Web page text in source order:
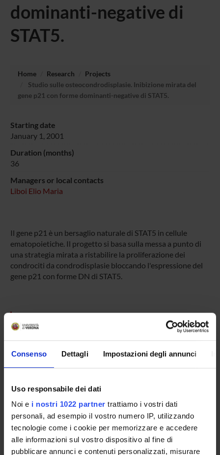
Consenso Dettagli Impostazioni degli annunci
Uso responsabile dei dati
Noi e i nostri 1022 partner trattiamo i vostri dati
personali, ad esempio il vostro numero IP, utilizzando
tecnologie come i cookie per memorizzare e accedere
alle informazioni sul vostro dispositivo al fine di
pubblicare annunci e contenuti personalizzati, misurare
dominanti-negative di
STAT5.
Home Research
Projects
Studio sulle osteocondrodisplasie. Inibizione mirata del
gene p21 con forme dominanti-negative di STAT5.
Starting date
January 1, 2001
Duration (months)
36
Managers or local contacts
Liboi Elio Maria
Il gene p21 è un bersaglio naturale di STAT5 in cellule
ematopoietiche. Il progetto si basa sulla messa a punto di
una strategia mirata a ristabilire la proliferazione dei
condrociti da condrodisplasie bloccando l'espressione del
gene p21 con forme DN di STAT5.
COMITATO TELETHON FONDAZIONE ONLUS -
FONDAZIONE TELETHON
assigned and managed by the department
PROJECT PARTICIPANTS
Elio Maria Liboi
Patricia Lievens